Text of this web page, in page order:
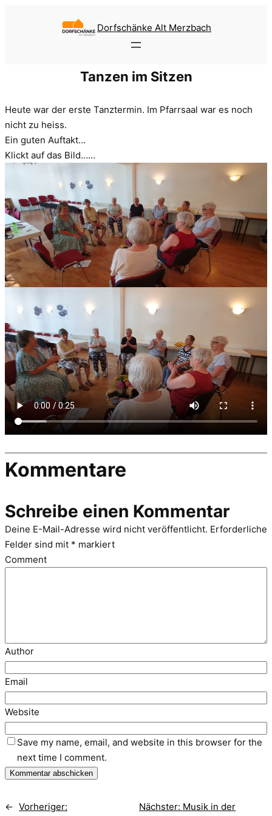
Dorfschänke Alt Merzbach
Tanzen im Sitzen
Heute war der erste Tanztermin. Im Pfarrsaal war es noch
nicht zu heiss.
Ein guten Auftakt…
Klickt auf das Bild……
Kommentare
Schreibe einen Kommentar
Deine E-Mail-Adresse wird nicht veröffentlicht. Erforderliche
Felder sind mit * markiert
Comment
Author
Email
Website
Save my name, email, and website in this browser for the
next time I comment.
← Vorheriger:
Nächster: Musik in der